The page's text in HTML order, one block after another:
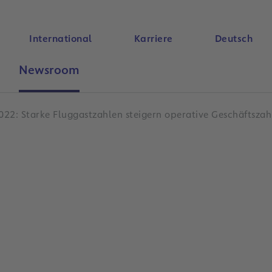
International Karriere Deutsch
Newsroom
Starke Fluggastzahlen steigern operative